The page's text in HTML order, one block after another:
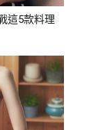
這5款料理